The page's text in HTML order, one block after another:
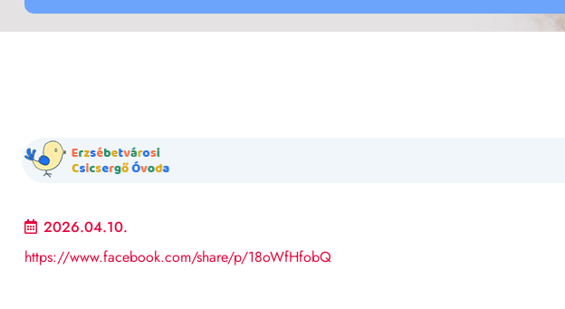
2026.04.10.
https://www.facebook.com/share/p/18oWfHfobQ